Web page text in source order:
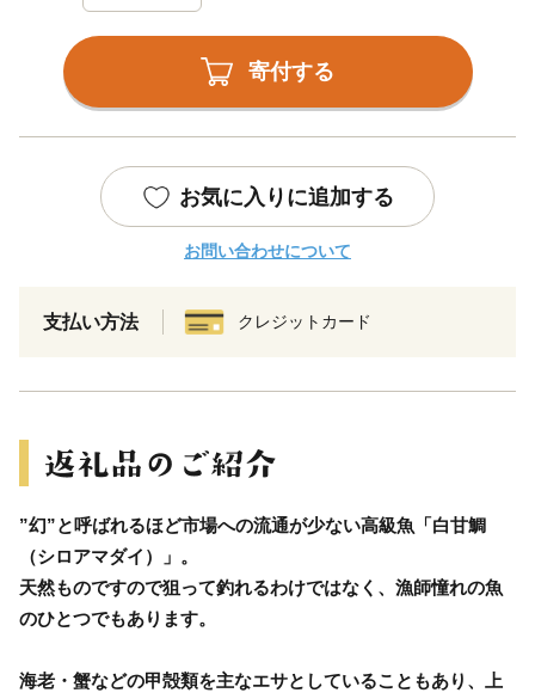
寄付する
お気に入りに追加する
お問い合わせについて
支払い方法 クレジットカード
”幻”と呼ばれるほど市場への流通が少ない高級魚「白甘鯛
（シロアマダイ）」。
天然ものですので狙って釣れるわけではなく、漁師憧れの魚
のひとつでもあります。
海老・蟹などの甲殻類を主なエサとしていることもあり、上